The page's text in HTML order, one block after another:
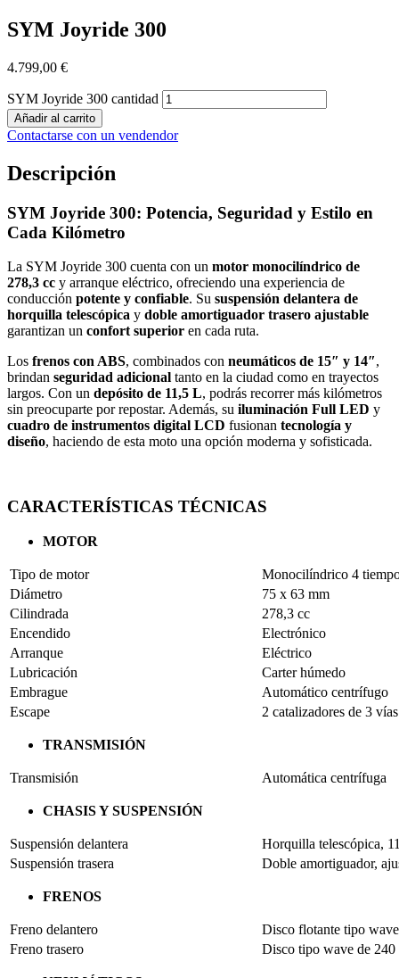
SYM Joyride 300
4.799,00 €
SYM Joyride 300 cantidad
Añadir al carrito
Contactarse con un vendendor
Descripción
SYM Joyride 300: Potencia, Seguridad y Estilo en
Cada Kilómetro
La SYM Joyride 300 cuenta con un motor monocilíndrico de
278,3 cc y arranque eléctrico, ofreciendo una experiencia de
conducción potente y confiable. Su suspensión delantera de
horquilla telescópica y doble amortiguador trasero ajustable
garantizan un confort superior en cada ruta.
Los frenos con ABS, combinados con neumáticos de 15″ y 14″,
brindan seguridad adicional tanto en la ciudad como en trayectos
largos. Con un depósito de 11,5 L, podrás recorrer más kilómetros
sin preocuparte por repostar. Además, su iluminación Full LED y
cuadro de instrumentos digital LCD fusionan tecnología y
diseño, haciendo de esta moto una opción moderna y sofisticada.
CARACTERÍSTICAS TÉCNICAS
MOTOR
Tipo de motor
Monocilíndrico 4
Diámetro
75 x 63 mm
Cilindrada
278,3 cc
Encendido
Electrónico
Arranque
Eléctrico
Lubricación
Carter húmedo
Embrague
Automático centrífugo
Escape
2 catalizadores de 3 vías
TRANSMISIÓN
Transmisión Automática centrífuga
CHASIS Y SUSPENSIÓN
Suspensión delantera
Horquilla telescópica,
Suspensión trasera
Doble amortiguador,
FRENOS
Freno delantero
Disco flotante tipo
Freno trasero
Disco tipo wave de